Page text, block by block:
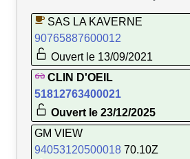
SAS LA KAVERNE
90765887600012
Ouvert le 13/09/2021
CLIN D'OEIL
51812763400021
Ouvert le 23/12/2025
GM VIEW
94053120500018 70.10Z